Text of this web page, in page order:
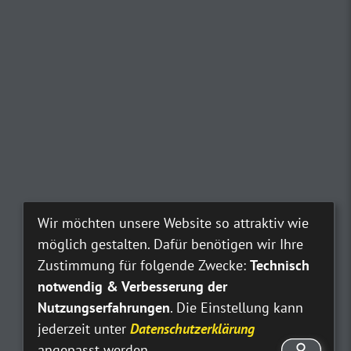
Wir möchten unsere Website so attraktiv wie
möglich gestalten. Dafür benötigen wir Ihre
Zustimmung für folgende Zwecke: Technisch
notwendig & Verbesserung der
Nutzungserfahrungen. Die Einstellung kann
jederzeit unter Datenschutzerklärung